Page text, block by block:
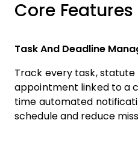
Core Features
Task And Deadline
Track every task, statute
appointment linked to a
time automated
schedule and reduce